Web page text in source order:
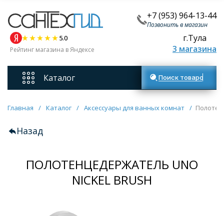
+7 (953) 964-13-44
Позвонить в магазин
5.0
Рейтинг магазина в Яндексе
г.Тула
3 магазина
Каталог
Смесители
Унитазы
Мебель для ванных комнат
Поиск товаров
Главная / Каталог / Аксессуары для ванных комнат /
Назад
ПОЛОТЕНЦЕДЕРЖАТЕЛЬ UNO
NICKEL BRUSH